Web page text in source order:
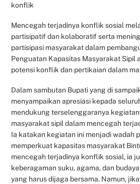
konflik
Mencegah terjadinya konflik sosial
partisipatif dan kolaboratif serta
partisipasi masyarakat dalam
Penguatan Kapasitas Masyarakat Sipil
potensi konflik dan pertikaian dalam
Dalam sambutan Bupati yang di
menyampaikan apresiasi kepada
mendukung terselenggaranya
masyarakat sipil dalam mencegah
Ia katakan kegiatan ini menjadi wadah
memperkuat kapasitas masyarakat
mencegah terjadinya konflik sosial, ia
keberagaman suku, agama, dan
yang harus dijaga bersama. Namun,